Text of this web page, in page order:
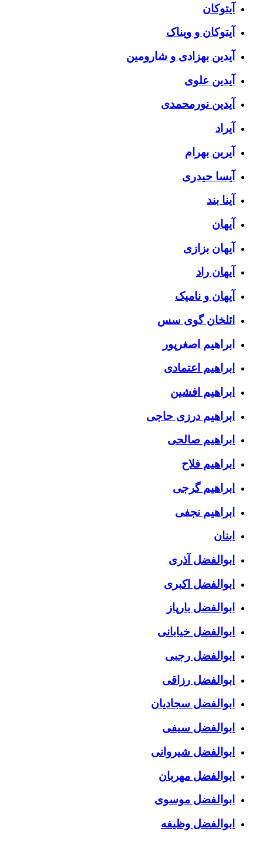
آیتوکان
آیتوکان و ویناک
آیدین بهزادی و شارومین
آیدین علوی
آیدین نورمحمدی
آیراد
آیرین بهرام
آیسا حیدری
آینا بند
آیهان
آیهان بزازی
آیهان راد
آیهان و نامیک
ائلخان گوی سس
ابراهیم اصغرپور
ابراهیم اعتمادی
ابراهیم افشین
ابراهیم درزی حاجی
ابراهیم صالحی
ابراهیم فلاح
ابراهیم گرجی
ابراهیم نجفی
ابنان
ابوالفضل آذری
ابوالفضل اکبری
ابوالفضل بارپاز
ابوالفضل خیابانی
ابوالفضل رجبی
ابوالفضل رزاقی
ابوالفضل سجادیان
ابوالفضل سیفی
ابوالفضل شیروانی
ابوالفضل مهربان
ابوالفضل موسوی
ابوالفضل وظیفه